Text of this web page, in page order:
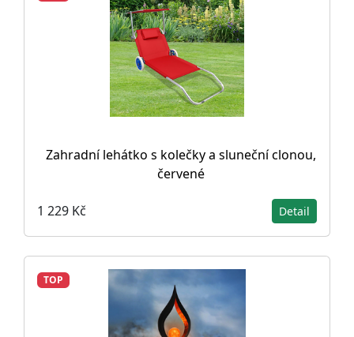
Zahradní lehátko s kolečky a sluneční clonou,
červené
1 229 Kč Detail
TOP